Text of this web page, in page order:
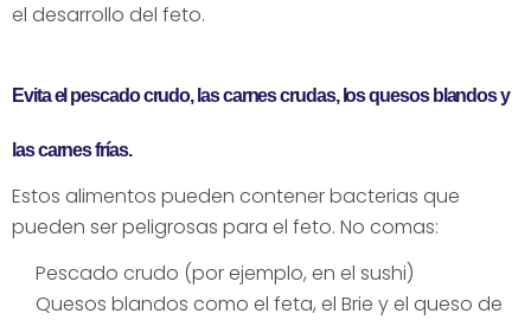
el desarrollo del feto.
Evita el pescado crudo, las carnes crudas, los quesos blandos y
las carnes frías.
Estos alimentos pueden contener bacterias que
pueden ser peligrosas para el feto. No comas:
Pescado crudo (por ejemplo, en el sushi)
Quesos blandos como el feta, el Brie y el queso de